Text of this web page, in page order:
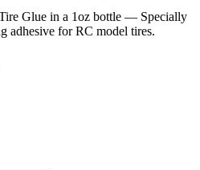
Glue in a 1oz bottle — Specially
adhesive for RC model tires.